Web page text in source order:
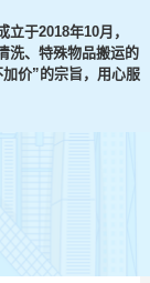
于2018年10月，
洗、特殊物品搬运的
价”的宗旨，用心服